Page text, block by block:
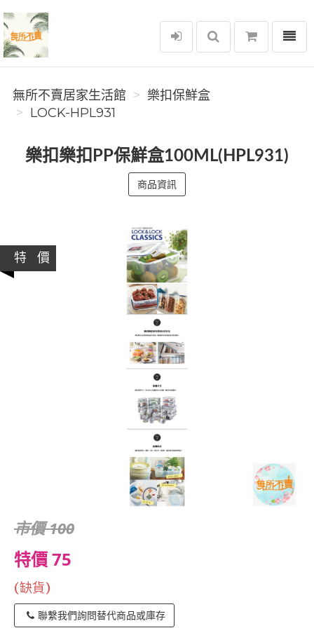
無所不賣居家生活館
選單
無所不賣居家生活館
樂扣保鮮盒
LOCK-HPL931
樂扣樂扣PP保鮮盒100ML(HPL931)
商品資訊
特 價
市價 100
特價 75
(缺貨)
聯繫我們詢問替代商品或庫存